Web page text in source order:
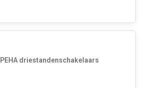
PEHA driestandenschakelaars